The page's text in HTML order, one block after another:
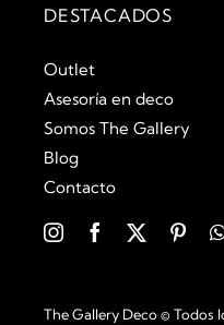
DESTACADOS
Outlet
Asesoría en deco
Somos The Gallery
Blog
Contacto
The Gallery Deco © Todos